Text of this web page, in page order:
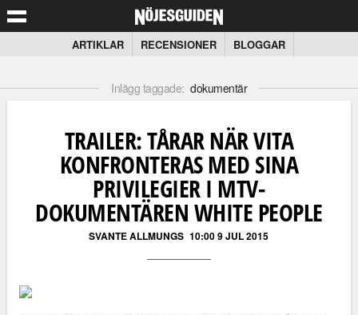
ARTIKLAR RECENSIONER BLOGGAR
Inlägg taggade: dokumentär
TRAILER: TÅRAR NÄR VITA
KONFRONTERAS MED SINA
PRIVILEGIER I MTV-
DOKUMENTÄREN WHITE PEOPLE
SVANTE ALLMUNGS 10:00 9 JUL 2015